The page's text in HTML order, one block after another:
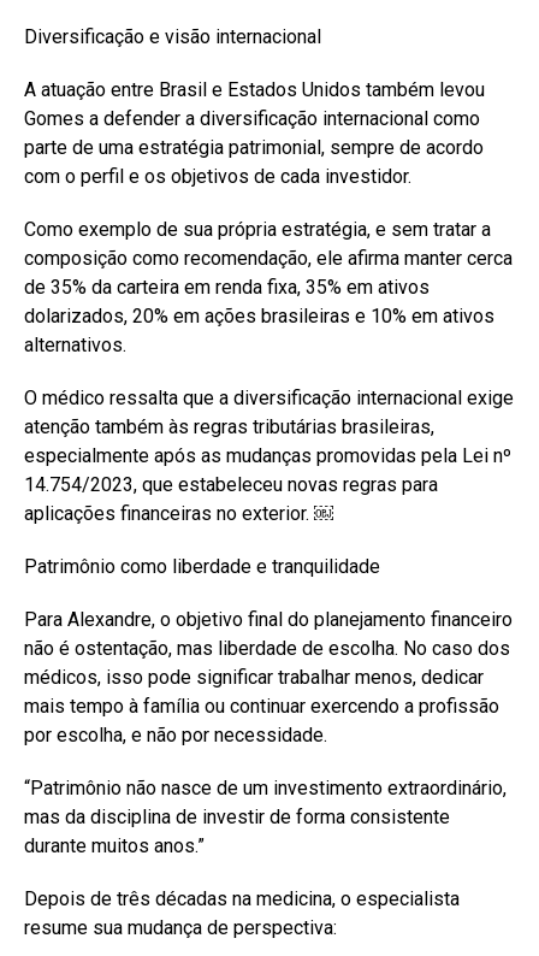
Diversificação e visão internacional
A atuação entre Brasil e Estados Unidos também levou
Gomes a defender a diversificação internacional como
parte de uma estratégia patrimonial, sempre de acordo
com o perfil e os objetivos de cada investidor.
Como exemplo de sua própria estratégia, e sem tratar a
composição como recomendação, ele afirma manter cerca
de 35% da carteira em renda fixa, 35% em ativos
dolarizados, 20% em ações brasileiras e 10% em ativos
alternativos.
O médico ressalta que a diversificação internacional exige
atenção também às regras tributárias brasileiras,
especialmente após as mudanças promovidas pela Lei nº
14.754/2023, que estabeleceu novas regras para
aplicações financeiras no exterior. ￼
Patrimônio como liberdade e tranquilidade
Para Alexandre, o objetivo final do planejamento financeiro
não é ostentação, mas liberdade de escolha. No caso dos
médicos, isso pode significar trabalhar menos, dedicar
mais tempo à família ou continuar exercendo a profissão
por escolha, e não por necessidade.
“Patrimônio não nasce de um investimento extraordinário,
mas da disciplina de investir de forma consistente
durante muitos anos.”
Depois de três décadas na medicina, o especialista
resume sua mudança de perspectiva: